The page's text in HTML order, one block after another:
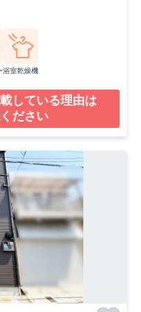
浴室乾燥機
している理由は
ださい